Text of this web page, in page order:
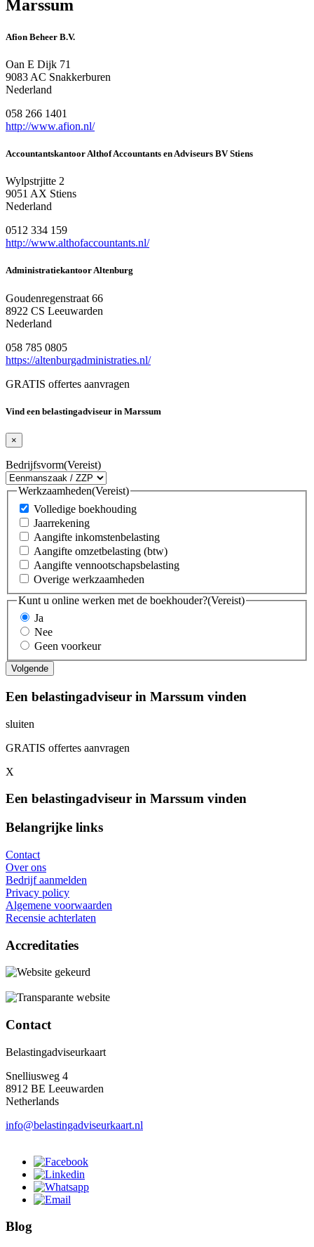
Marssum
Afion Beheer B.V.
Oan E Dijk 71
9083 AC Snakkerburen
Nederland
058 266 1401
http://www.afion.nl/
Accountantskantoor Althof Accountants en Adviseurs BV Stiens
Wylpstrjitte 2
9051 AX Stiens
Nederland
0512 334 159
http://www.althofaccountants.nl/
Administratiekantoor Altenburg
Goudenregenstraat 66
8922 CS Leeuwarden
Nederland
058 785 0805
https://altenburgadministraties.nl/
GRATIS offertes aanvragen
Vind een belastingadviseur in Marssum
×
Bedrijfsvorm(Vereist)
Werkzaamheden(Vereist)
Volledige boekhouding
Jaarrekening
Aangifte inkomstenbelasting
Aangifte omzetbelasting (btw)
Aangifte vennootschapsbelasting
Overige werkzaamheden
Kunt u online werken met de boekhouder?(Vereist)
Ja
Nee
Geen voorkeur
Een belastingadviseur in Marssum vinden
sluiten
GRATIS offertes aanvragen
X
Een belastingadviseur in Marssum vinden
Belangrijke links
Contact
Over ons
Bedrijf aanmelden
Privacy policy
Algemene voorwaarden
Recensie achterlaten
Accreditaties
Contact
Belastingadviseurkaart
Snelliusweg 4
8912 BE Leeuwarden
Netherlands
info@belastingadviseurkaart.nl
Blog